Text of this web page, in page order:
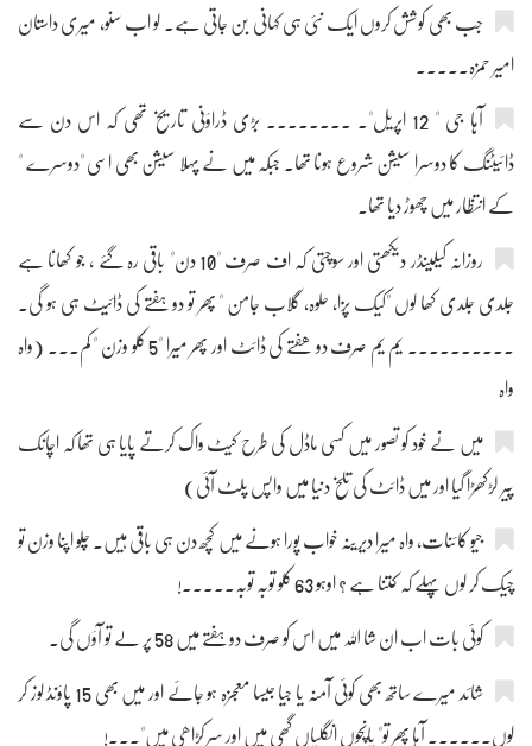
جب بھی کوشش کروں ایک نئی ہی کہانی بن جاتی ہے۔ لو اب سنو، میری داستان
امیر حمزہ۔۔۔۔۔
آہا جی " 12 اپریل"۔ ۔۔۔۔۔۔۔۔ بڑی ڈراؤنی تاریخ تھی کہ اس دن سے
ڈائیٹنگ کا دوسرا سیشن شروع ہونا تھا۔ جبکہ میں نے پہلا سیشن بھی اسی "دوسرے "
کے انتظار میں چھوڑ دیا تھا۔
روزانہ کیلینڈر دیکھتی اور سوچتی کہ اف صرف "10 دن" باقی رہ گئے ، جو کھانا ہے
جلدی جلدی کھا لوں "کیک پزا، حلوہ، گلاب جامن " پھر تو دو ہفتے کی ڈائیٹ ہی ہو گی۔
۔۔۔۔۔۔۔۔۔۔ یم یم صرف دو ھفتے کی ڈائٹ اور پھر میرا "5 کلو وزن " کم۔۔۔ (واہ
واہ
میں نے خود کو تصور میں کسی ماڈل کی طرح کیٹ واک کرتے پایا ہی تھا کہ اچانک
پیر لڑکھڑا گیا اور میں ڈائٹ کی تلخ دنیا میں واپس پلٹ آئی)
جیو کائنات، واہ میرا دیرینہ خواب پورا ہونے میں کچھ دن ہی باقی ہیں۔ چلو اپنا وزن تو
چیک کر لوں پہلے کہ کتنا ہے ؟ اوہو 63 کلو توبہ توبہ۔۔۔۔۔!
کوئی بات اب ان شا اللہ میں اس کو صرف دو ہفتے میں 58 پر لے تو آؤں گی۔
شائد میرے ساتھ بھی کوئی آمنہ یا جیا جیسا معجزہ ہو جائے اور میں بھی 15 پاؤنڈ لوز کر
لوں۔۔۔۔۔۔ آہا پھر تو" پانچوں انگلیاں گھی میں اور سر کڑاھی میں"۔۔۔!